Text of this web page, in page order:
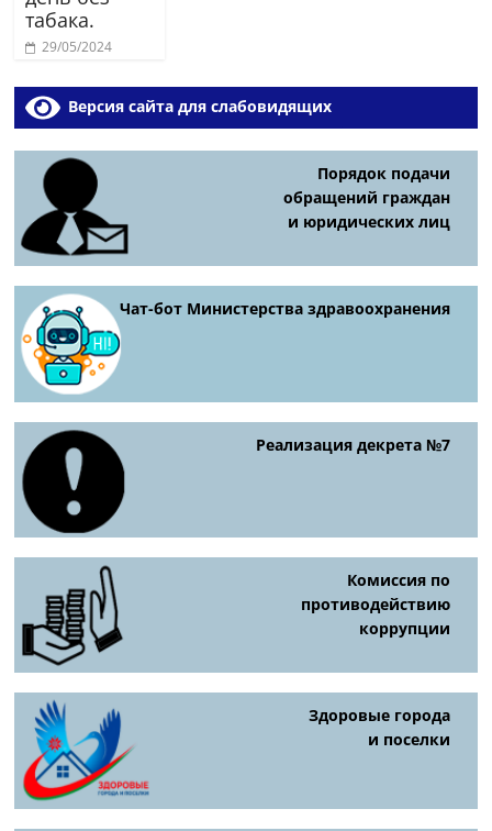
табака.
29/05/2024
Версия сайта для слабовидящих
Порядок подачи
обращений граждан
и юридических лиц
Чат-бот Министерства здравоохранения
Реализация декрета №7
Комиссия по
противодействию
коррупции
Здоровые города
и поселки